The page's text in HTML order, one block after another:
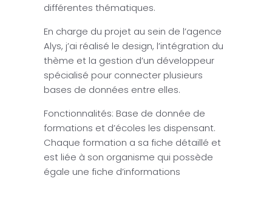
différentes thématiques.
En charge du projet au sein de l’agence
Alys, j’ai réalisé le design, l’intégration du
thème et la gestion d’un développeur
spécialisé pour connecter plusieurs
bases de données entre elles.
Fonctionnalités: Base de donnée de
formations et d’écoles les dispensant.
Chaque formation a sa fiche détaillé et
est liée à son organisme qui possède
égale une fiche d’informations